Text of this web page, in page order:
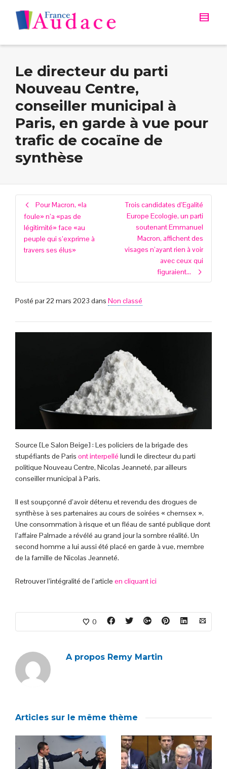
Le directeur du parti
Nouveau Centre,
conseiller municipal à
Paris, en garde à vue pour
trafic de cocaïne de
synthèse
Pour Macron, «la
foule» n’a «pas de
légitimité» face «au
peuple qui s’exprime à
travers ses élus»
Trois candidates d’Egalité
Europe Ecologie, un parti
soutenant Emmanuel
Macron, affichent des
visages n’ayant rien à voir
avec ceux qui
figuraient…
Posté par22 mars 2023 dans Non classé
Source [Le Salon Beige] : Les policiers de la brigade des
stupéfiants de Paris ont interpellé lundi le directeur du parti
politique Nouveau Centre, Nicolas Jeanneté, par ailleurs
conseiller municipal à Paris.
Il est soupçonné d’avoir détenu et revendu des drogues de
synthèse à ses partenaires au cours de soirées « chemsex ».
Une consommation à risque et un fléau de santé publique dont
l’affaire Palmade a révélé au grand jour la sombre réalité. Un
second homme a lui aussi été placé en garde à vue, membre
de la famille de Nicolas Jeanneté.
Retrouver l’intégralité de l’article en cliquant ici
0
A propos Remy Martin
Articles sur le même thème